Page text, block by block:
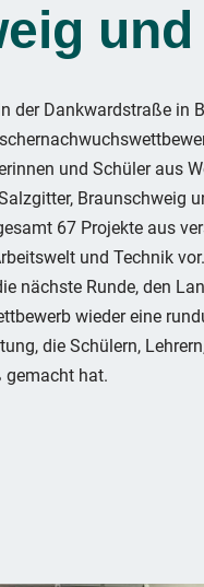
der Dankwardstraße in
und Schüler aus
Braunschweig
67 Projekte aus
und Technik
nächste Runde, den
wieder eine
die Schülern,
gemacht hat.